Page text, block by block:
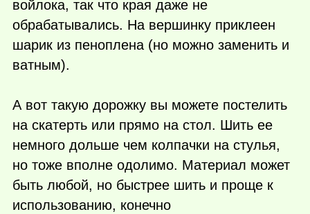
войлока, так что края даже не
обрабатывались. На вершинку приклеен
шарик из пеноплена (но можно заменить и
ватным).
А вот такую дорожку вы можете постелить
на скатерть или прямо на стол. Шить ее
немного дольше чем колпачки на стулья,
но тоже вполне одолимо. Материал может
быть любой, но быстрее шить и проще к
использованию, конечно